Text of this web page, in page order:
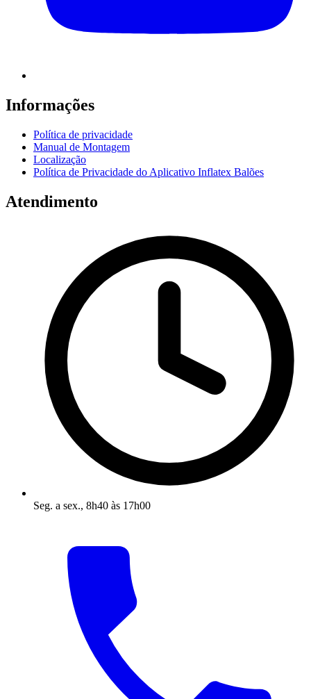
Informações
Política de privacidade
Manual de Montagem
Localização
Política de Privacidade do Aplicativo Inflatex Balões
Atendimento
Seg. a sex., 8h40 às 17h00